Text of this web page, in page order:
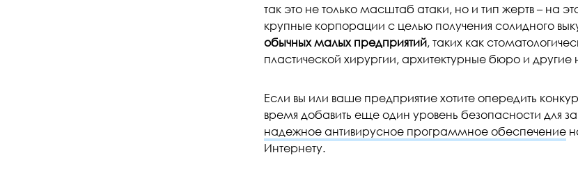
так это не только масштаб атаки, но и тип жертв – на
крупные корпорации с целью получения солидного
обычных малых предприятий, таких как
пластической хирургии, архитектурные бюро и
Если вы или ваше предприятие хотите опередить
время добавить еще один уровень безопасности для
надежное антивирусное программное обеспечение
Интернету.